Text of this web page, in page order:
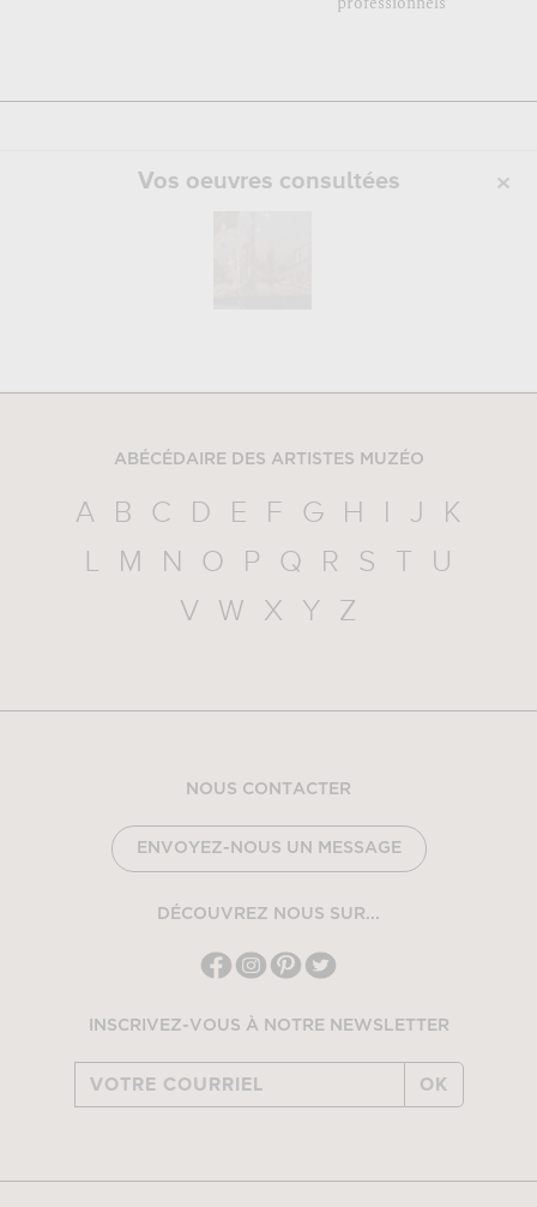
Vos oeuvres consultées
ABÉCÉDAIRE DES ARTISTES MUZÉO
A B C D E F G H J
K
L
M N O P Q R S
U
V
W X Y Z
NOUS CONTACTER
ENVOYEZ-NOUS UN MESSAGE
DÉCOUVREZ NOUS SUR...
INSCRIVEZ-VOUS À NOTRE NEWSLETTER
OK